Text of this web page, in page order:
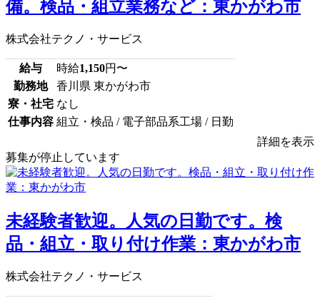
備。検品・組立業務など：東かがわ市
株式会社テクノ・サービス
給与 時給1,150円〜
勤務地
香川県 東かがわ市
寮・社宅 なし
仕事内容 組立・検品 / 電子部品系工場 / 日勤
詳細を表示
募集が停止しています
未経験者歓迎。人気の日勤です。検
品・組立・取り付け作業：東かがわ市
株式会社テクノ・サービス